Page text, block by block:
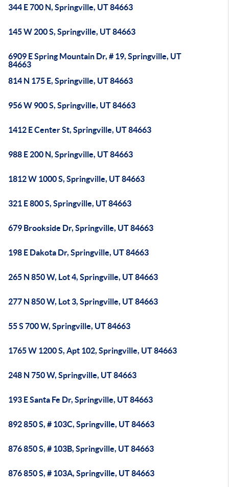
344 E 700 N, Springville, UT 84663
145 W 200 S, Springville, UT 84663
6909 E Spring Mountain Dr, # 19, Springville, UT
84663
814 N 175 E, Springville, UT 84663
956 W 900 S, Springville, UT 84663
1412 E Center St, Springville, UT 84663
988 E 200 N, Springville, UT 84663
1812 W 1000 S, Springville, UT 84663
321 E 800 S, Springville, UT 84663
679 Brookside Dr, Springville, UT 84663
198 E Dakota Dr, Springville, UT 84663
265 N 850 W, Lot 4, Springville, UT 84663
277 N 850 W, Lot 3, Springville, UT 84663
55 S 700 W, Springville, UT 84663
1765 W 1200 S, Apt 102, Springville, UT 84663
248 N 750 W, Springville, UT 84663
193 E Santa Fe Dr, Springville, UT 84663
892 850 S, # 103C, Springville, UT 84663
876 850 S, # 103B, Springville, UT 84663
876 850 S, # 103A, Springville, UT 84663